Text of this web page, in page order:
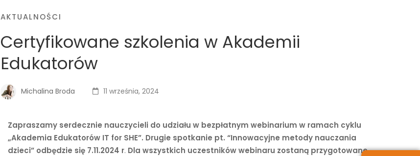
AKTUALNOŚCI
Certyfikowane szkolenia w Akademii
Edukatorów
Michalina Broda 11 września, 2024
Zapraszamy serdecznie nauczycieli do udziału w bezpłatnym webinarium w ramach cyklu
„Akademia Edukatorów IT for SHE”. Drugie spotkanie pt. “Innowacyjne metody nauczania
dzieci” odbędzie się 7.11.2024 r. Dla wszystkich uczestników webinaru zostaną przygotowane